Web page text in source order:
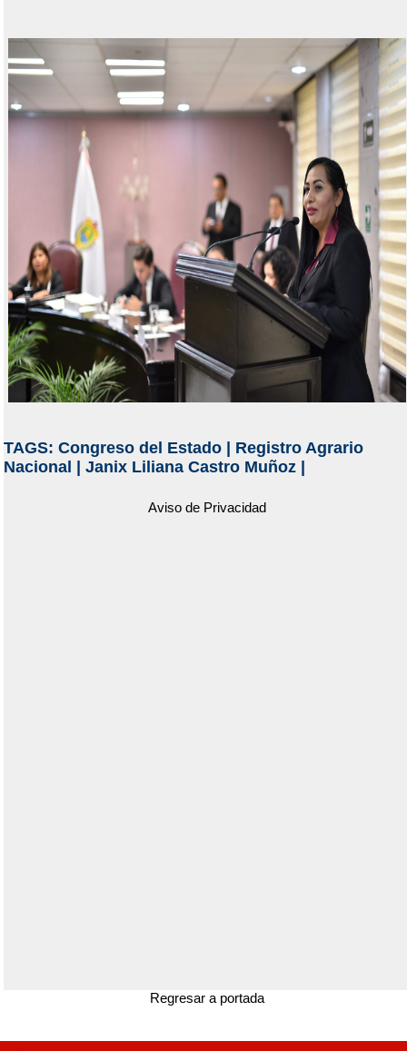
TAGS: Congreso del Estado| Registro Agrario
Nacional
Janix Liliana Castro Muñoz|
Aviso de Privacidad
Regresar a portada